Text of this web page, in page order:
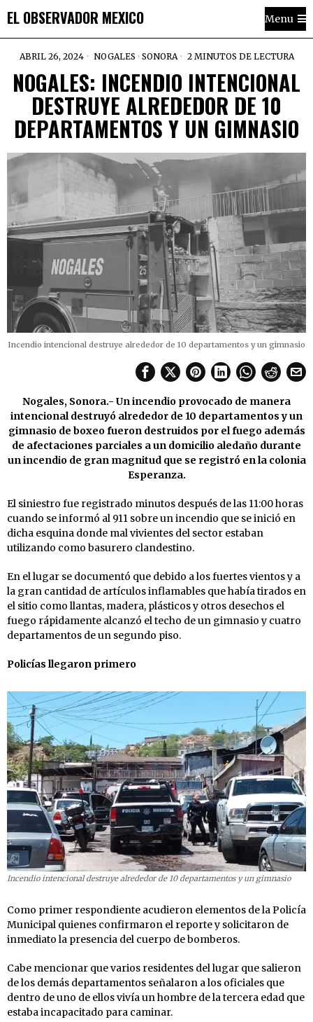
EL OBSERVADOR MEXICO Menu
ABRIL 26, 2024 NOGALES · SONORA 2 MINUTOS DE LECTURA
NOGALES: INCENDIO INTENCIONAL
DESTRUYE ALREDEDOR DE 10
DEPARTAMENTOS Y UN GIMNASIO
Incendio intencional destruye alrededor de 10 departamentos y un gimnasio
Nogales, Sonora.- Un incendio provocado de manera
intencional destruyó alrededor de 10 departamentos y un
gimnasio de boxeo fueron destruidos por el fuego además
de afectaciones parciales a un domicilio aledaño durante
un incendio de gran magnitud que se registró en la colonia
Esperanza.
El siniestro fue registrado minutos después de las 11:00 horas
cuando se informó al 911 sobre un incendio que se inició en
dicha esquina donde mal vivientes del sector estaban
utilizando como basurero clandestino.
En el lugar se documentó que debido a los fuertes vientos y a
la gran cantidad de artículos inflamables que había tirados en
el sitio como llantas, madera, plásticos y otros desechos el
fuego rápidamente alcanzó el techo de un gimnasio y cuatro
departamentos de un segundo piso.
Policías llegaron primero
Incendio intencional destruye alrededor de 10 departamentos y un gimnasio
Como primer respondiente acudieron elementos de la Policía
Municipal quienes confirmaron el reporte y solicitaron de
inmediato la presencia del cuerpo de bomberos.
Cabe mencionar que varios residentes del lugar que salieron
de los demás departamentos señalaron a los oficiales que
dentro de uno de ellos vivía un hombre de la tercera edad que
estaba incapacitado para caminar.